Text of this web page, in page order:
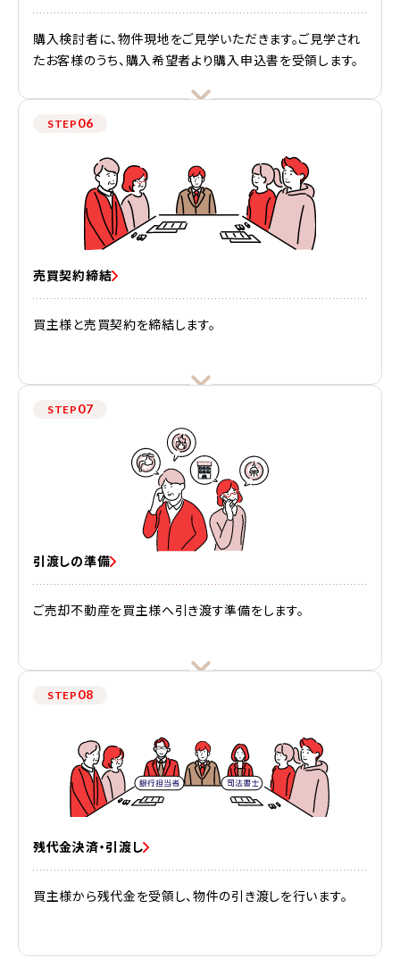
購入検討者に、物件現地をご見学いただきます。ご見学され
たお客様のうち、購入希望者より購入申込書を受領します。
STEP 06
売買契約締結
買主様と売買契約を締結します。
STEP 07
引渡しの準備
ご売却不動産を買主様へ引き渡す準備をします。
STEP 08
残代金決済・引渡し
買主様から残代金を受領し、物件の引き渡しを行います。